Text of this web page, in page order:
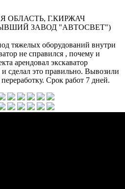
ОБЛАСТЬ, Г.КИРЖАЧ
ЗАВОД "АВТОСВЕТ")
тяжелых оборудований внутри
не справился , почему и
арендовал экскаватор
сделал это правильно. Вывозили
Срок работ 7 дней.